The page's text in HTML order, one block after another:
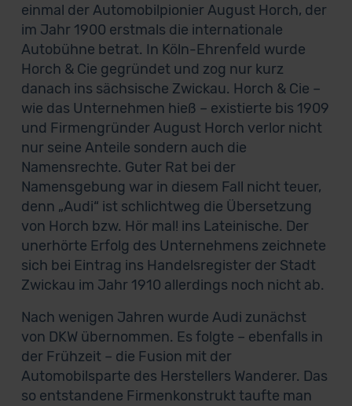
einmal der Automobilpionier August Horch, der
im Jahr 1900 erstmals die internationale
Autobühne betrat. In Köln-Ehrenfeld wurde
Horch & Cie gegründet und zog nur kurz
danach ins sächsische Zwickau. Horch & Cie –
wie das Unternehmen hieß – existierte bis 1909
und Firmengründer August Horch verlor nicht
nur seine Anteile sondern auch die
Namensrechte. Guter Rat bei der
Namensgebung war in diesem Fall nicht teuer,
denn „Audi“ ist schlichtweg die Übersetzung
von Horch bzw. Hör mal! ins Lateinische. Der
unerhörte Erfolg des Unternehmens zeichnete
sich bei Eintrag ins Handelsregister der Stadt
Zwickau im Jahr 1910 allerdings noch nicht ab.
Nach wenigen Jahren wurde Audi zunächst
von DKW übernommen. Es folgte – ebenfalls in
der Frühzeit – die Fusion mit der
Automobilsparte des Herstellers Wanderer. Das
so entstandene Firmenkonstrukt taufte man